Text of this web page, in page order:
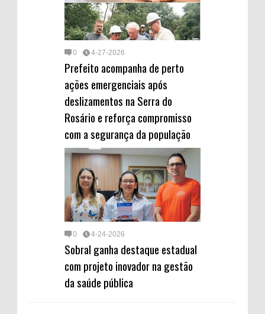
0 4-27-2026
Prefeito acompanha de perto
ações emergenciais após
deslizamentos na Serra do
Rosário e reforça compromisso
com a segurança da população
0 4-24-2026
Sobral ganha destaque estadual
com projeto inovador na gestão
da saúde pública